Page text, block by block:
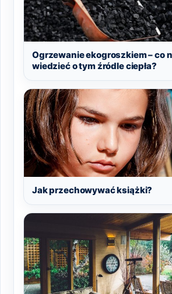
Ogrzewanie ekogroszkiem – co
wiedzieć o tym źródle ciepła?
Jak przechowywać książki?